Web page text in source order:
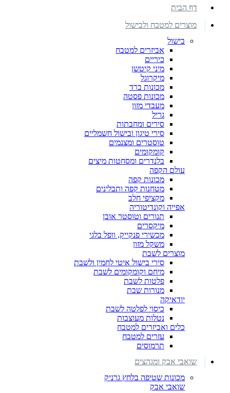
דף הבית
מוצרים למטבח ולבישול
בישול
אביזרים למטבח
כיריים
מיני קיטשן
מיקרוגל
מכונות ברד
מכונות פסטה
מעבדי מזון
גריל
סירים ומחבתות
סירי טיגון ובישול חשמליים
טוסטרים ומצנמים
קומקומים
בלנדרים ומסחטות מיצים
עולם הקפה
מכונות קפה
מטחנות קפה ותבלינים
מקציפי חלב
אפייה וקונדיטוריה
תנורים וטוסטר אובן
מיקסרים
מכשירי פנקייק, וופל בלגי
משקל מזון
מוצרים לשבת
סירי בישול איטי לחמין ולשבת
מיחם וקומקומים לשבת
פלטות לשבת
מנורות שבת
יודאיקה
כיסוי לפלטה לשבת
נטלות מעוצבות
כלים ואביזרים למטבח
עזרים למטבח
תרמוסים
שואבי אבק ומגהצים
מכונות שטיפה בלחץ גרניק
שואבי אבק